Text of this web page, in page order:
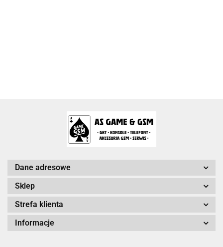
Arc System Works Europe
Dane adresowe
Sklep
Strefa klienta
Informacje